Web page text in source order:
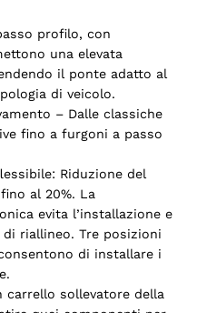
profilo, con
una elevata
il ponte adatto al
di veicolo.
– Dalle classiche
fino a furgoni a passo
Riduzione del
al 20%. La
evita l’installazione e
riallineo. Tre posizioni
di installare i
carrello sollevatore della